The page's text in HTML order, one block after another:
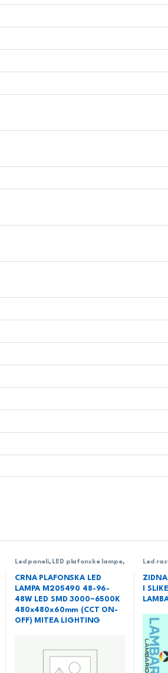
Led paneli, LED plafonske lampe,
CRNA PLAFONSKA LED
LAMPA M205490 48-96-
48W LED SMD 3000~6500K
480x480x60mm (CCT ON-
OFF) MITEA LIGHTING
Led
ZIDNA
I